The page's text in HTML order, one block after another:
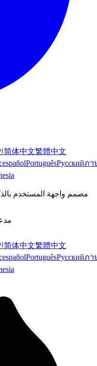
简体中文繁體中文
españolPortuguêsРусскийภา
مصمم واجهة المستخدم
简体中文繁體中文
españolPortuguêsРусскийภา